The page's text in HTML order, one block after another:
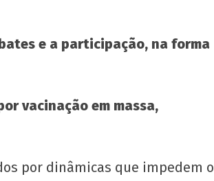
e a participação, na forma
vacinação em massa,
por dinâmicas que impedem o